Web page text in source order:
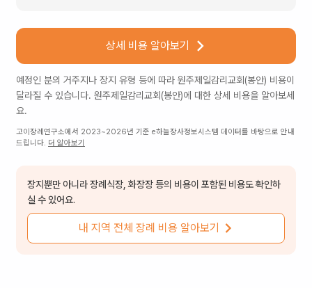
상세 비용 알아보기
예정인 분의 거주지나 장지 유형 등에 따라 원주제일감리교회(봉안) 비용이
달라질 수 있습니다. 원주제일감리교회(봉안)에 대한 상세 비용을 알아보세
요.
고이장례연구소에서 2023~2026년 기준 e하늘장사정보시스템 데이터를 바탕으로 안내
드립니다. 더 알아보기
장지뿐만 아니라 장례식장, 화장장 등의 비용이 포함된 비용도 확인하
실 수 있어요.
내 지역 전체 장례 비용 알아보기